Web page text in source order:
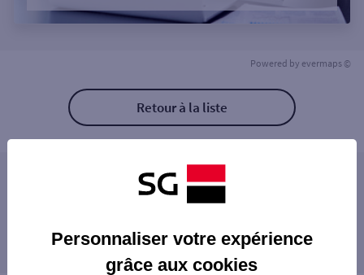
Powered by evermaps ©
Retour à la liste
Les distributeurs/automates à proximité
PONT AUDEMER 9 PL VICTOR HUGO
AVIA BEUZEVILLE
LILLEBONNE TASSIGNY
proximité
Personnaliser votre expérience
grâce aux cookies